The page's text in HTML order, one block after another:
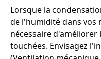
Lorsque la
de l'humidité dans vos
nécessaire d'améliorer
touchées. Envisagez